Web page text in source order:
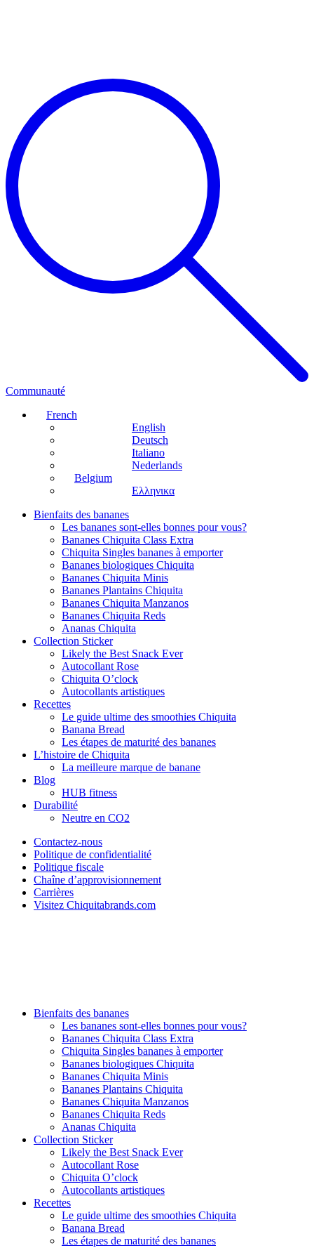
Communauté
French
English
Deutsch
Italiano
Nederlands
Belgium
Ελληνικα
Bienfaits des bananes
Les bananes sont-elles bonnes pour vous?
Bananes Chiquita Class Extra
Chiquita Singles bananes à emporter
Bananes biologiques Chiquita
Bananes Chiquita Minis
Bananes Plantains Chiquita
Bananes Chiquita Manzanos
Bananes Chiquita Reds
Ananas Chiquita
Collection Sticker
Likely the Best Snack Ever
Autocollant Rose
Chiquita O’clock
Autocollants artistiques
Recettes
Le guide ultime des smoothies Chiquita
Banana Bread
Les étapes de maturité des bananes
L’histoire de Chiquita
La meilleure marque de banane
Blog
HUB fitness
Durabilité
Neutre en CO2
Contactez-nous
Politique de confidentialité
Politique fiscale
Chaîne d’approvisionnement
Carrières
Visitez Chiquitabrands.com
Bienfaits des bananes
Les bananes sont-elles bonnes pour vous?
Bananes Chiquita Class Extra
Chiquita Singles bananes à emporter
Bananes biologiques Chiquita
Bananes Chiquita Minis
Bananes Plantains Chiquita
Bananes Chiquita Manzanos
Bananes Chiquita Reds
Ananas Chiquita
Collection Sticker
Likely the Best Snack Ever
Autocollant Rose
Chiquita O’clock
Autocollants artistiques
Recettes
Le guide ultime des smoothies Chiquita
Banana Bread
Les étapes de maturité des bananes